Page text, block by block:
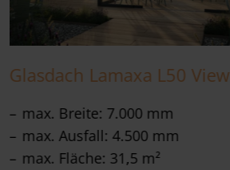
Glasdach Lamaxa L50 View
max. Breite: 7.000 mm
max. Ausfall: 4.500 mm
max. Fläche: 31,5 m²